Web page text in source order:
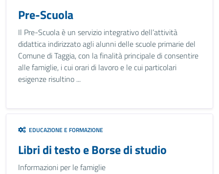
Pre-Scuola
Il Pre-Scuola è un servizio integrativo dell’attività
didattica indirizzato agli alunni delle scuole primarie del
Comune di Taggia, con la finalità principale di consentire
alle famiglie, i cui orari di lavoro e le cui particolari
esigenze risultino ...
EDUCAZIONE E FORMAZIONE
Libri di testo e Borse di studio
Informazioni per le famiglie